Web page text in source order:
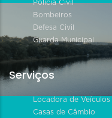
Polícia Civil
Bombeiros
Defesa Civil
Guarda Municipal
Serviços
Locadora de Veículos
Casas de Câmbio